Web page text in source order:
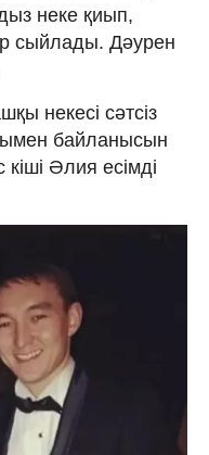
неке қиып,
сыйлады. Дәурен
некесі сәтсіз
байланысын
Әлия есімді